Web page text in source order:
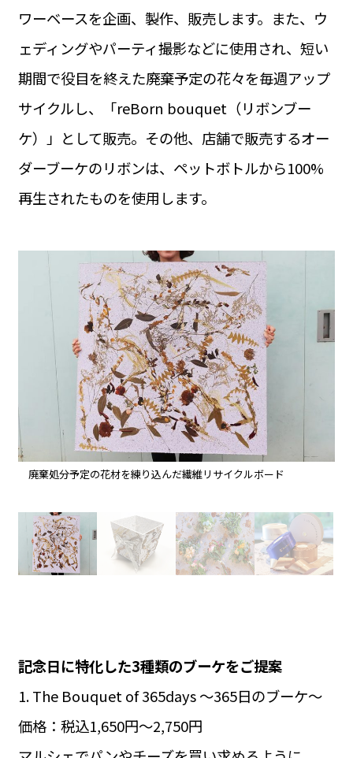
ワーベースを企画、製作、販売します。また、ウ
ェディングやパーティ撮影などに使用され、短い
期間で役目を終えた廃棄予定の花々を毎週アップ
サイクルし、「reBorn bouquet（リボンブー
ケ）」として販売。その他、店舗で販売するオー
ダーブーケのリボンは、ペットボトルから100%
再生されたものを使用します。
廃棄処分予定の花材を練り込んだ繊維リサイクルボード
記念日に特化した3種類のブーケをご提案
1. The Bouquet of 365days 〜365日のブーケ〜
価格：税込1,650円〜2,750円